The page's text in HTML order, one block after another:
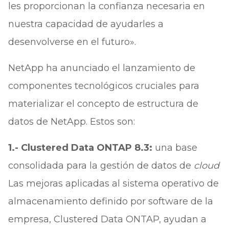
les proporcionan la confianza necesaria en
nuestra capacidad de ayudarles a
desenvolverse en el futuro».
NetApp ha anunciado el lanzamiento de
componentes tecnológicos cruciales para
materializar el concepto de estructura de
datos de NetApp. Estos son:
1.- Clustered Data ONTAP 8.3: una base
consolidada para la gestión de datos de cloud
Las mejoras aplicadas al sistema operativo de
almacenamiento definido por software de la
empresa, Clustered Data ONTAP, ayudan a